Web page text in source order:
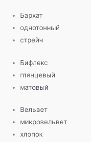
Бархат
однотонный
стрейч
Бифлекс
глянцевый
матовый
Вельвет
микровельвет
хлопок